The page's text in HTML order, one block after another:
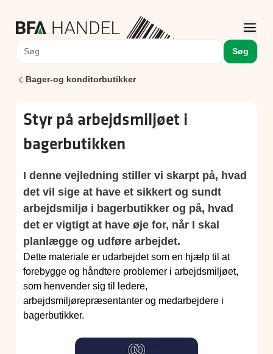
Søg
Bager-og konditorbutikker
Styr på arbejdsmiljøet i
bagerbutikken
I denne vejledning stiller vi skarpt på, hvad
det vil sige at have et sikkert og sundt
arbejdsmiljø i bagerbutikker og på, hvad
det er vigtigt at have øje for, når I skal
planlægge og udføre arbejdet.
Dette materiale er udarbejdet som en hjælp til at
forebygge og håndtere problemer i arbejdsmiljøet,
som henvender sig til ledere,
arbejdsmiljørepræsentanter og medarbejdere i
bagerbutikker.